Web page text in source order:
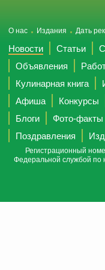
О нас Издания Дать
Новости Статьи
Объявления
Кулинарная книга
Афиша
Конкурсы
Блоги
Фото-факты
Поздравления
Регистрационный
Федеральной службой по